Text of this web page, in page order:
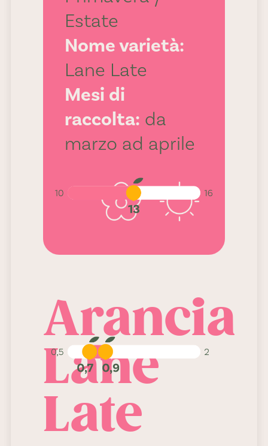
più caldi.
Dolcezza:
13
Acidità:
0,7 - 0,9
Percentuale
Estate
Nome varietà:
Lane Late
Mesi di
raccolta: da
marzo ad aprile
Arancia
Lane
Late